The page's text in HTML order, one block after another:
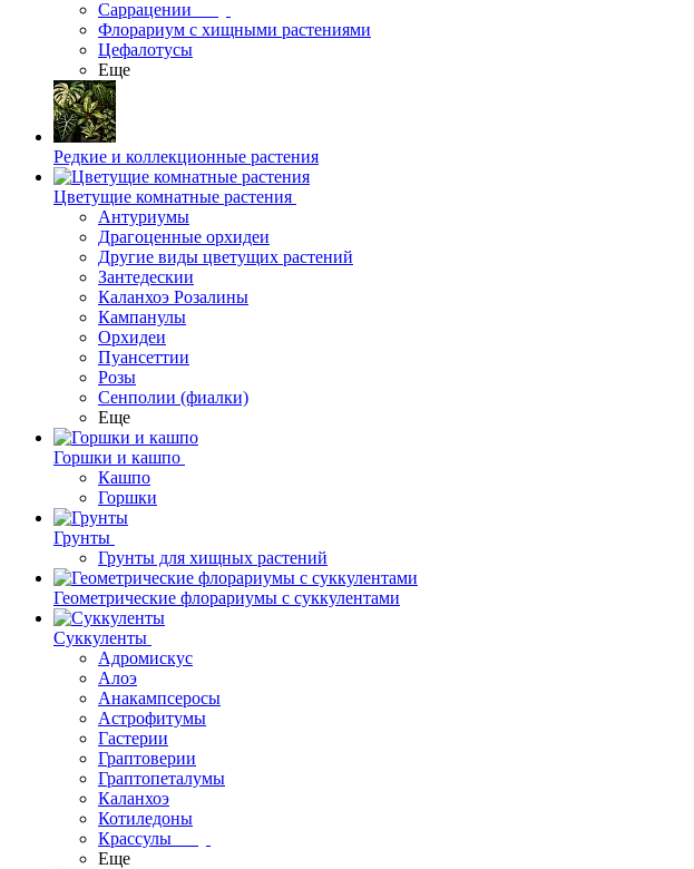
Саррацении
Флорариум с хищными растениями
Цефалотусы
Еще
Редкие и коллекционные растения
Цветущие комнатные растения
Антуриумы
Драгоценные орхидеи
Другие виды цветущих растений
Зантедескии
Каланхоэ Розалины
Кампанулы
Орхидеи
Пуансеттии
Розы
Сенполии (фиалки)
Еще
Горшки и кашпо
Кашпо
Горшки
Грунты
Грунты для хищных растений
Геометрические флорариумы с суккулентами
Суккуленты
Адромискус
Алоэ
Анакампсеросы
Астрофитумы
Гастерии
Граптоверии
Граптопеталумы
Каланхоэ
Котиледоны
Крассулы
Еще